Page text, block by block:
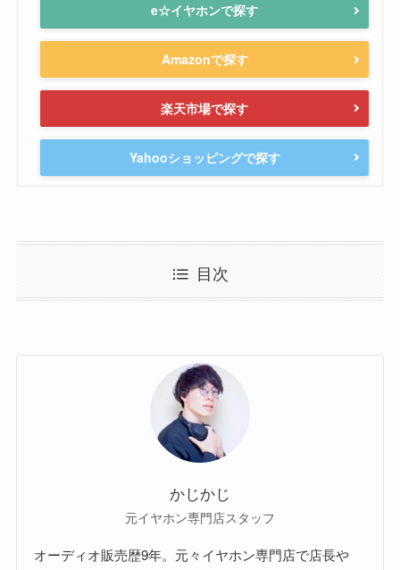
e☆イヤホンで探す
Amazonで探す
楽天市場で探す
Yahooショッピングで探す
目次
かじかじ
元イヤホン専門店スタッフ
オーディオ販売歴9年。元々イヤホン専門店で店長や